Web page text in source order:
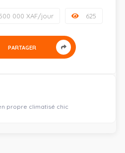
625
000 XAF/jour
PARTAGER
propre climatisé chic